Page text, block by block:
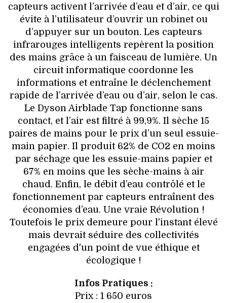
capteurs activent l’arrivée d’eau et d’air, ce qui
évite à l’utilisateur d’ouvrir un robinet ou
d’appuyer sur un bouton. Les capteurs
infrarouges intelligents repèrent la position
des mains grâce à un faisceau de lumière. Un
circuit informatique coordonne les
informations et entraîne le déclenchement
rapide de l’arrivée d’eau ou d’air, selon le cas.
Le Dyson Airblade Tap fonctionne sans
contact, et l’air est filtré à 99,9%. Il sèche 15
paires de mains pour le prix d’un seul essuie-
main papier. Il produit 62% de CO2 en moins
par séchage que les essuie-mains papier et
67% en moins que les sèche-mains à air
chaud. Enfin, le débit d’eau contrôlé et le
fonctionnement par capteurs entraînent des
économies d’eau. Une vraie Révolution !
Toutefois le prix demeure pour l'instant élevé
mais devrait séduire des collectivités
engagées d'un point de vue éthique et
écologique !
Infos Pratiques :
Prix : 1 650 euros